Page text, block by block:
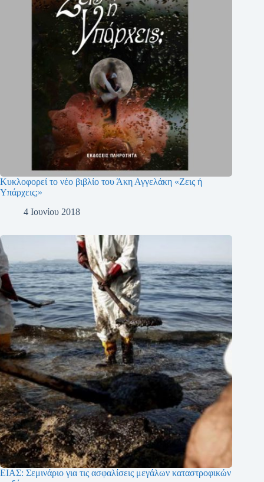
Κυκλοφορεί το νέο βιβλίο του Άκη Αγγελάκη «Ζεις ή
Υπάρχεις;»
4 Ιουνίου 2018
ΕΙΑΣ: Σεμινάριο για τις ασφαλίσεις μεγάλων καταστροφικών